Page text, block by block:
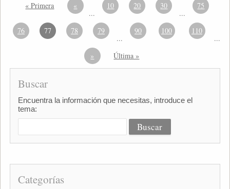
« Primera «
...
10 20 30
...
75
76 77 78 79
...
90 100 110
...
»
Última »
Buscar
Encuentra la información que necesitas, introduce el
tema:
Categorías